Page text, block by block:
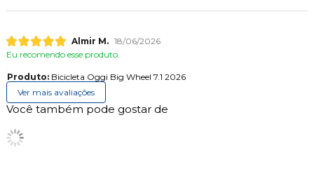
Almir M. 18/06/2026
Eu recomendo esse produto.
Produto:Bicicleta Oggi Big Wheel 7.1 2026
Ver mais avaliações
Você também pode gostar de